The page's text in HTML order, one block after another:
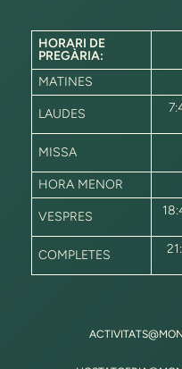
HORARI DE
PREGÀRIA:
MATINES
LAUDES
MISSA
HORA MENOR
VESPRES
COMPLETES